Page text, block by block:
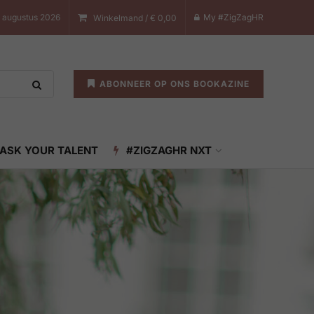
2026 Winkelmand / € 0,00 My #ZigZagHR
ABONNEER OP ONS BOOKAZINE
YOUR TALENT #ZIGZAGHR NXT